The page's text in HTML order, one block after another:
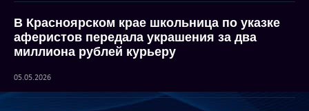
В Красноярском крае школьница по указке
аферистов передала украшения за два
миллиона рублей курьеру
05.05.2026